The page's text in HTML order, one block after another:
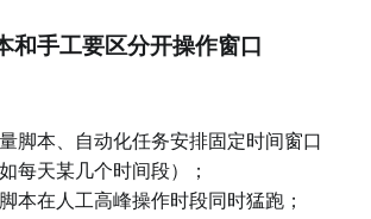
和手工要区分开操作窗口
脚本、自动化任务安排固定时间窗口
如每天某几个时间段）；
本在人工高峰操作时段同时猛跑；